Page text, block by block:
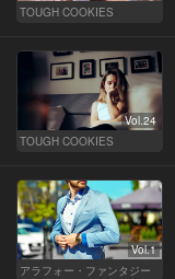
TOUGH COOKIES
Vol.24
TOUGH COOKIES
Vol.1
アラフォー・ファンタジー